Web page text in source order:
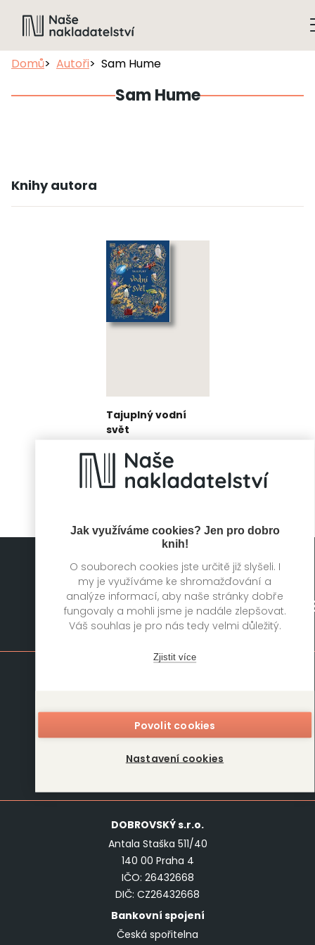
Jak využíváme cookies? Jen pro dobro
knih!
O souborech cookies jste určitě již slyšeli. I
my je využíváme ke shromažďování a
analýze informací, aby naše stránky dobře
fungovaly a mohli jsme je nadále zlepšovat.
Váš souhlas je pro nás tedy velmi důležitý.
Zjistit více
Povolit cookies
Nastavení cookies
Domů Autoři Sam Hume
Sam Hume
Knihy autora
Tajuplný vodní
svět
Sam Hume
Mapa stránek
Kariéra
DOBROVSKÝs.r.o.
Antala Staška 511/40
140 00 Praha 4
IČO: 26432668
DIČ: CZ26432668
Bankovní spojení
Česká spořitelna